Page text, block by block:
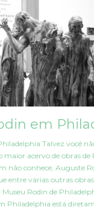
em
Talvez você
acervo de obras de
não conhece, Auguste
entre várias outras
Rodin de
Philadelphia está